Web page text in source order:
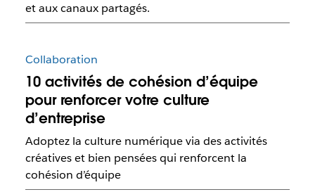
et aux canaux partagés.
Collaboration
10 activités de cohésion d’équipe
pour renforcer votre culture
d’entreprise
Adoptez la culture numérique via des activités
créatives et bien pensées qui renforcent la
cohésion d’équipe